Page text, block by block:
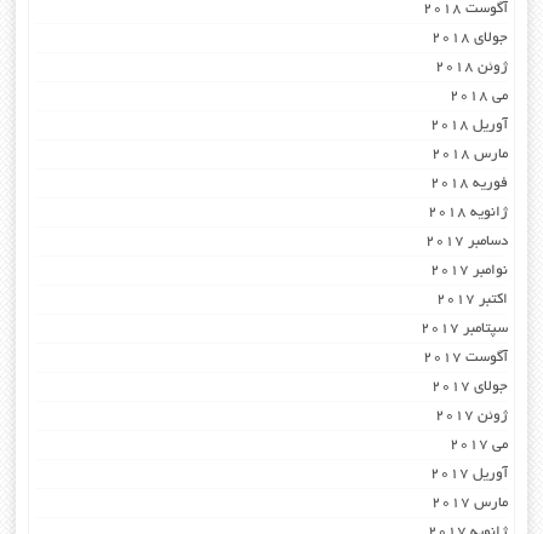
آگوست 2018
جولای 2018
ژوئن 2018
می 2018
آوریل 2018
مارس 2018
فوریه 2018
ژانویه 2018
دسامبر 2017
نوامبر 2017
اکتبر 2017
سپتامبر 2017
آگوست 2017
جولای 2017
ژوئن 2017
می 2017
آوریل 2017
مارس 2017